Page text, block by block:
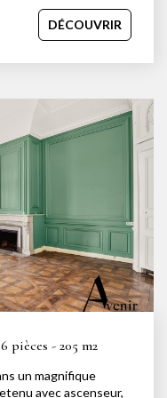
totalisent plus de
abrités sous pergolas
de vie et permettent
au fil des saisons.
à manger et cuisine
direct aux extérieurs.
dont deux suites
bains. Un bureau, un
de l'appartement.
Charcot, le bien
axes ainsi qu'au
des commerces et
et
tout
: Jessica
DÉCOUVRIR
pièces - 205 m2
un magnifique
avec ascenseur,